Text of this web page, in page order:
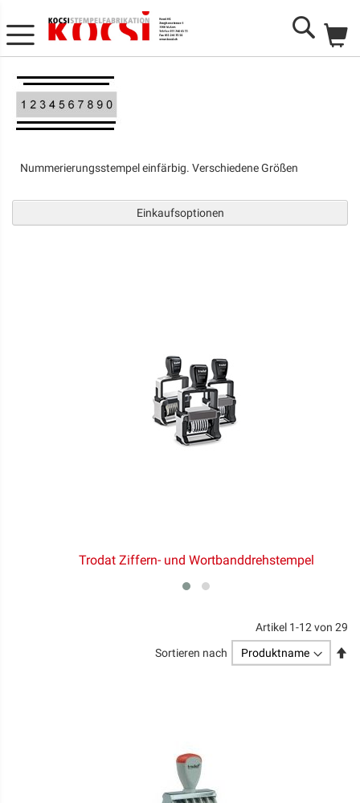
Search
Nummerierungsstempel einfärbig. Verschiedene Größen
Trodat Ziffern- und Wortbanddrehstempel
Artikel 1-12von 29
Sortieren nach
Einkaufsoptionen